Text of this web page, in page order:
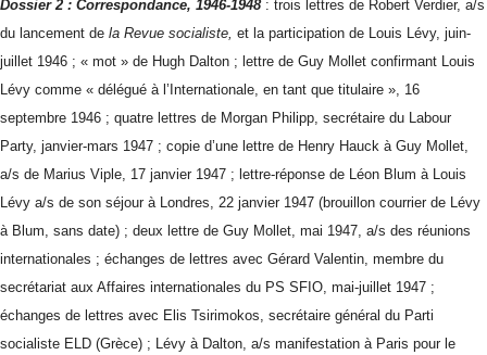
Dossier 2 : Correspondance, 1946-1948: trois lettres de Robert Verdier, a/s
du lancement de la Revue socialiste, et la participation de Louis Lévy, juin-
juillet 1946 ; « mot » de Hugh Dalton ; lettre de Guy Mollet confirmant Louis
Lévy comme « délégué à l’Internationale, en tant que titulaire », 16
septembre 1946 ; quatre lettres de Morgan Philipp, secrétaire du Labour
Party, janvier-mars 1947 ; copie d’une lettre de Henry Hauck à Guy Mollet,
a/s de Marius Viple, 17 janvier 1947 ; lettre-réponse de Léon Blum à Louis
Lévy a/s de son séjour à Londres, 22 janvier 1947 (brouillon courrier de Lévy
à Blum, sans date) ; deux lettre de Guy Mollet, mai 1947, a/s des réunions
internationales ; échanges de lettres avec Gérard Valentin, membre du
secrétariat aux Affaires internationales du PS SFIO, mai-juillet 1947 ;
échanges de lettres avec Elis Tsirimokos, secrétaire général du Parti
socialiste ELD (Grèce) ; Lévy à Dalton, a/s manifestation à Paris pour le